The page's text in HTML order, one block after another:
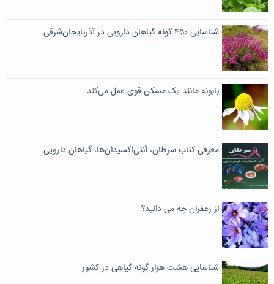
شناسایی ۴۵۰ گونه گیاهان دارویی در آذربایجان‌شرقی
بابونه مانند یک مسکن قوی عمل می‌کند
معرفی کتاب سرطان، آنتی‌اکسیدان‌ها، گیاهان دارویی
از زعفران چه می دانید؟
شناسایی هشت هزار گونه گیاهی در کشور